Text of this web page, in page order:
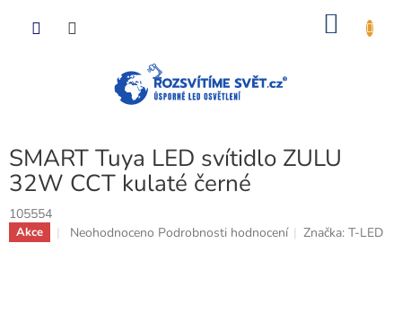
SMART Tuya LED svítidlo ZULU
32W CCT kulaté černé
105554
Akce
Průměrné
Neohodnoceno Podrobnosti hodnocení Značka:T-LED